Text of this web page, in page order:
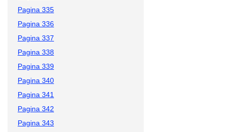
Pagina 335
Pagina 336
Pagina 337
Pagina 338
Pagina 339
Pagina 340
Pagina 341
Pagina 342
Pagina 343